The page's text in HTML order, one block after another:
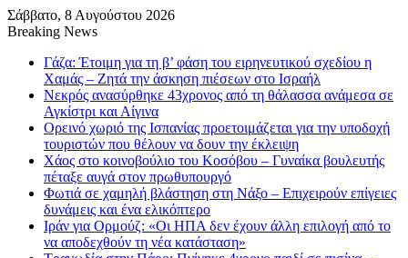
Σάββατο, 8 Αυγούστου 2026
Breaking News
Γάζα: Έτοιμη για τη β’ φάση του ειρηνευτικού σχεδίου η
Χαμάς – Ζητά την άσκηση πιέσεων στο Ισραήλ
Νεκρός ανασύρθηκε 43χρονος από τη θάλασσα ανάμεσα σε
Αγκίστρι και Αίγινα
Ορεινό χωριό της Ισπανίας προετοιμάζεται για την υποδοχή
τουριστών που θέλουν να δουν την έκλειψη
Χάος στο κοινοβούλιο του Κοσόβου – Γυναίκα βουλευτής
πέταξε αυγά στον πρωθυπουργό
Φωτιά σε χαμηλή βλάστηση στη Νάξο – Επιχειρούν επίγειες
δυνάμεις και ένα ελικόπτερο
Ιράν για Ορμούζ: «Οι ΗΠΑ δεν έχουν άλλη επιλογή από το
να αποδεχθούν τη νέα κατάσταση»